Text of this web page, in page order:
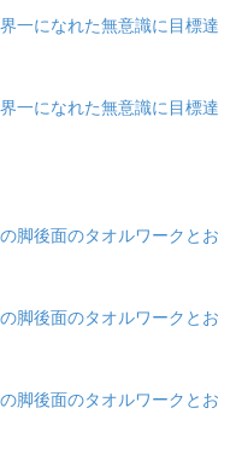
一になれた無意識に目標達
一になれた無意識に目標達
脚後面のタオルワークとお
脚後面のタオルワークとお
脚後面のタオルワークとお